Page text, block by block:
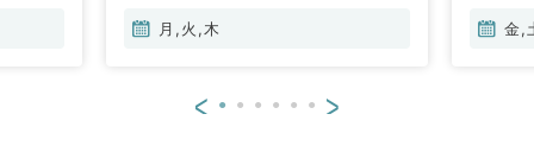
月,火,木 金,
< >